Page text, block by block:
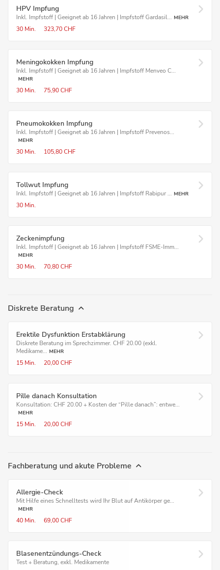
HPV Impfung
Inkl. Impfstoff | Geeignet ab 16 Jahren | Impfstoff Gardasil... MEHR
30 Min. 323,70 CHF
Meningokokken Impfung
Inkl. Impfstoff | Geeignet ab 16 Jahren | Impfstoff Menveo C...
MEHR
30 Min. 75,90 CHF
Pneumokokken Impfung
Inkl. Impfstoff | Geeignet ab 16 Jahren | Impfstoff Prevenos...
MEHR
30 Min. 105,80 CHF
Tollwut Impfung
Inkl. Impfstoff | Geeignet ab 16 Jahren | Impfstoff Rabipur ... MEHR
30 Min.
Zeckenimpfung
Inkl. Impfstoff | Geeignet ab 16 Jahren | Impfstoff FSME-Imm...
MEHR
30 Min. 70,80 CHF
Diskrete Beratung
Erektile Dysfunktion Erstabklärung
Diskrete Beratung im Sprechzimmer. CHF 20.00 (exkl.
Medikame... MEHR
15 Min. 20,00 CHF
Pille danach Konsultation
Konsultation: CHF 20.00 + Kosten der “Pille danach”: entwe...
MEHR
15 Min. 20,00 CHF
Fachberatung und akute Probleme
Allergie-Check
Mit Hilfe eines Schnelltests wird Ihr Blut auf Antikörper ge...
MEHR
40 Min. 69,00 CHF
Blasenentzündungs-Check
Test + Beratung, exkl. Medikamente